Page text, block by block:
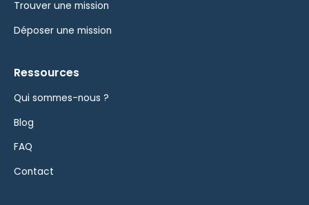
Trouver une mission
Déposer une mission
Ressources
Qui sommes-nous ?
Blog
FAQ
Contact